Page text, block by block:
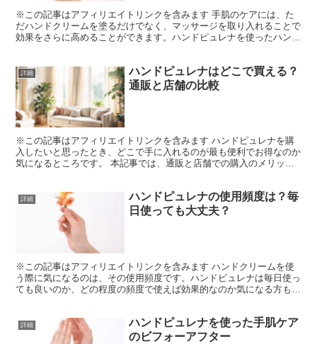
※この記事はアフィリエイトリンクを含みます 手肌のケアには、た
だハンドクリームを塗るだけでなく、マッサージを取り入れることで
効果をさらに高めることができます。ハンドピュレナを使ったハンド
詳細
ハンドピュレナはどこで買える？
通販と店舗の比較
※この記事はアフィリエイトリンクを含みます ハンドピュレナを購
入したいと思ったとき、どこで手に入れるのが最も便利でお得なのか
気になるところです。 本記事では、通販と店舗での購入のメリッ
詳細
ハンドピュレナの使用頻度は？毎
日使っても大丈夫？
※この記事はアフィリエイトリンクを含みます ハンドクリームを使
う際に気になるのは、その使用頻度です。ハンドピュレナは毎日使っ
ても良いのか、どの程度の頻度で使えば効果的なのか気になる方も多
詳細
ハンドピュレナを使った手肌ケア
のビフォーアフター